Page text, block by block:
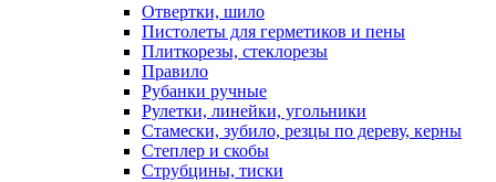
Отвертки, шило
Пистолеты для герметиков и пены
Плиткорезы, стеклорезы
Правило
Рубанки ручные
Рулетки, линейки, угольники
Стамески, зубило, резцы по дереву, керны
Степлер и скобы
Струбцины, тиски